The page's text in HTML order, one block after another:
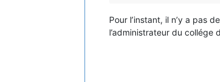
Pour l’instant, il n’y a pas
l’administrateur du collége